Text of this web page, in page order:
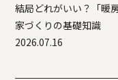
結局どれがいい？「暖
家づくりの基礎知識
2026.07.16